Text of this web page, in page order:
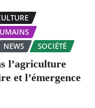
NEWS SOCIÉTÉ
l’agriculture
et l’émergence